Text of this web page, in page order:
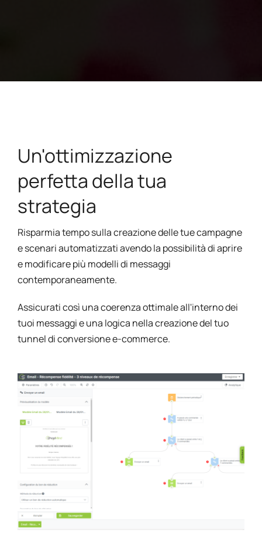
Un'ottimizzazione
perfetta della tua
strategia
Risparmia tempo sulla creazione delle tue campagne
e scenari automatizzati avendo la possibilità di aprire
e modificare più modelli di messaggi
contemporaneamente.
Assicurati così una coerenza ottimale all'interno dei
tuoi messaggi e una logica nella creazione del tuo
tunnel di conversione e-commerce.